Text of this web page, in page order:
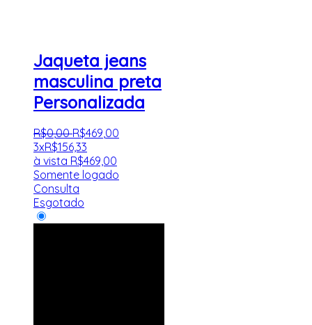
Jaqueta jeans
masculina preta
Personalizada
R$0,00 R$469,00
3xR$156,33
à vista R$469,00
Somente logado
Consulta
Esgotado